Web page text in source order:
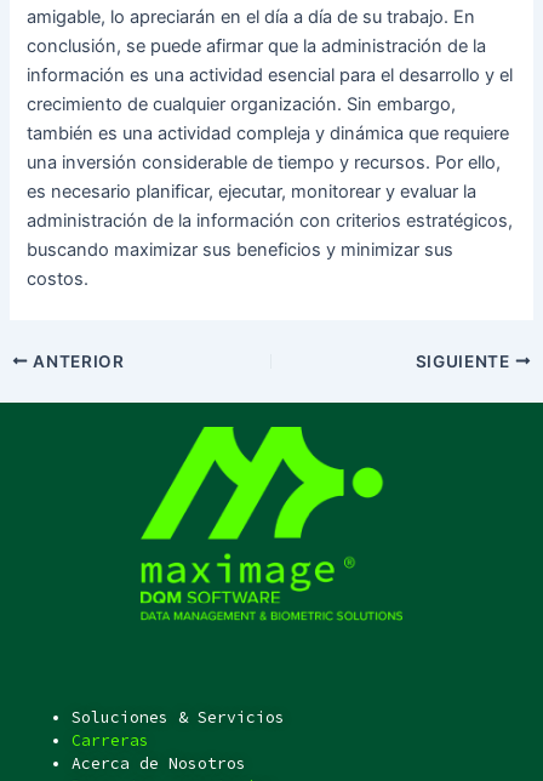
amigable, lo apreciarán en el día a día de su trabajo. En
conclusión, se puede afirmar que la administración de la
información es una actividad esencial para el desarrollo y el
crecimiento de cualquier organización. Sin embargo,
también es una actividad compleja y dinámica que requiere
una inversión considerable de tiempo y recursos. Por ello,
es necesario planificar, ejecutar, monitorear y evaluar la
administración de la información con criterios estratégicos,
buscando maximizar sus beneficios y minimizar sus
costos.
ANTERIOR SIGUIENTE
Soluciones & Servicios
Carreras
Acerca de Nosotros